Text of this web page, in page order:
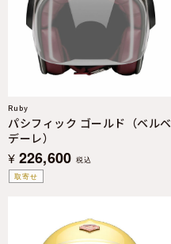
取寄せ
Ruby
パシフィック ゴールド（ベルベ
デーレ）
¥ 226,600 税込